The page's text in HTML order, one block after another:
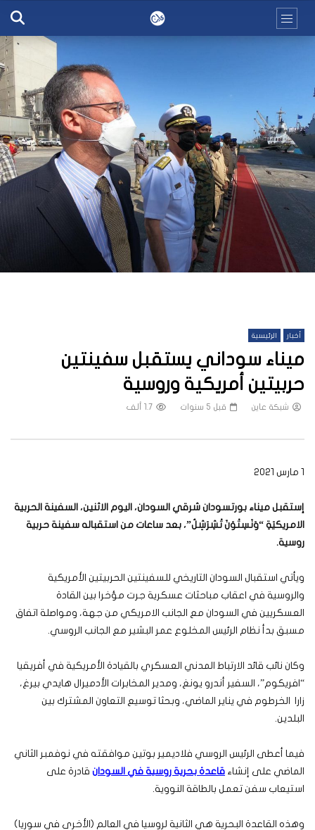
أخبار الرئيسية
ميناء سوداني يستقبل سفينتين
حربيتين أمريكية وروسية
شبكة عاين قبل 5 سنوات 1.7 ألف
1 مارس 2021
إستقبل ميناء بورتسودان شرقي السودان، اليوم الاثنين، السفينة الحربية
الامريكيَةِ “وَنَسِتْوَنَ تْشِرَشِلُ”، بعد ساعات من استقباله سفينة حربية
روسية.
ويأتي استقبال السودان التاريخي للسفينتين الحربيتين الأمريكية
والروسية في اعقاب مباحثات عسكرية جرت مؤخرا بين القادة
العسكريين في السودان مع الجانب الامريكي من جهة، ومواصلة اتفاق
مسبق بدأ نظام الرئيس المخلوع عمر البشير مع الجانب الروسي.
وكان نائب قائد الارتباط المدني العسكري بالقيادة الأمريكية في أفريقيا
“افريكوم”، السفير أندرو يونغ، ومدير المخابرات الأدميرال هايدي بيرغ،
زارا الخرطوم في يناير الماضي، وبحثا توسيع التعاون المشترك بين
البلدين.
فيما أعطى الرئيس الروسي فلاديمير بوتين موافقته في نوفمبر الثاني
الماضي على إنشاء قاعدة بحرية روسية في السودان قادرة على
استيعاب سفن تعمل بالطاقة النووية.
وهذه القاعدة البحرية هي الثانية لروسيا في العالم (الأخرى في سوريا)